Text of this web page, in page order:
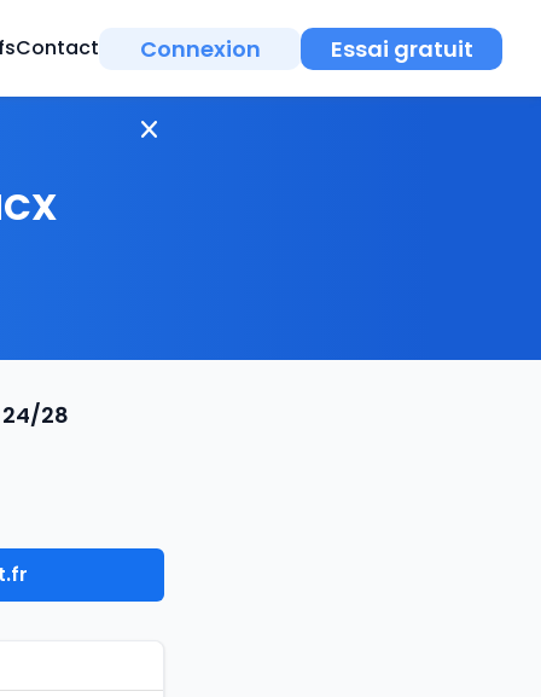
Contact Connexion Essai gratuit
24/28